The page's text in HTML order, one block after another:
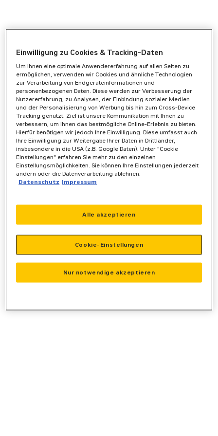
Application error: aclient-side exception has occurred while
www.zeppelin-powersystems.com
Einwilligung zu Cookies & Tracking-Daten
Um Ihnen eine optimale Anwendererfahrung auf allen Seiten zu
ermöglichen, verwenden wir Cookies und ähnliche Technologien
zur Verarbeitung von Endgeräteinformationen und
personenbezogenen Daten. Diese werden zur Verbesserung der
Nutzererfahrung, zu Analysen, der Einbindung sozialer Medien
und der Personalisierung von Werbung bis hin zum Cross-Device
Tracking genutzt. Ziel ist unsere Kommunikation mit Ihnen zu
verbessern, um Ihnen das bestmögliche Online-Erlebnis zu bieten.
Hierfür benötigen wir jedoch Ihre Einwilligung. Diese umfasst auch
Ihre Einwilligung zur Weitergabe Ihrer Daten in Drittländer,
insbesondere in die USA (z.B. Google Daten). Unter "Cookie
Einstellungen" erfahren Sie mehr zu den einzelnen
Einstellungsmöglichkeiten. Sie können Ihre Einstellungen jederzeit
ändern oder die Datenverarbeitung ablehnen.
Datenschutz Impressum
Nur notwendige akzeptieren
Alle akzeptieren
Cookie-Einstellungen